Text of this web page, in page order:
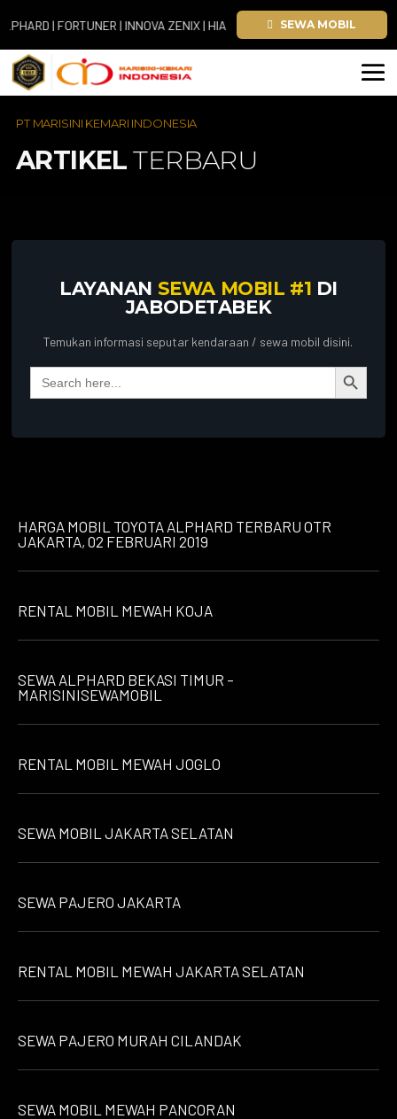
| FORTUNER | INNOVA ZENIX | HIACE SEWA MOBIL
PT MARISINI KEMARI INDONESIA
ARTIKEL TERBARU
LAYANAN SEWA MOBIL #1 DI
JABODETABEK
Temukan informasi seputar kendaraan / sewa mobil disini.
Search
for:
Search Button
HARGA MOBIL TOYOTA ALPHARD TERBARU OTR
JAKARTA, 02 FEBRUARI 2019
RENTAL MOBIL MEWAH KOJA
SEWA ALPHARD BEKASI TIMUR –
MARISINISEWAMOBIL
RENTAL MOBIL MEWAH JOGLO
SEWA MOBIL JAKARTA SELATAN
SEWA PAJERO JAKARTA
RENTAL MOBIL MEWAH JAKARTA SELATAN
SEWA PAJERO MURAH CILANDAK
SEWA MOBIL MEWAH PANCORAN